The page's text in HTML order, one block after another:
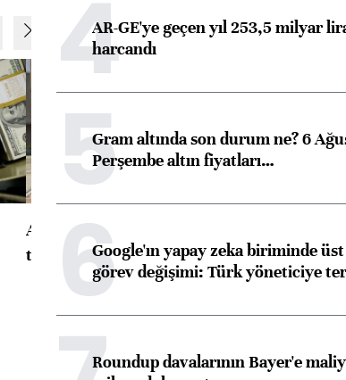
ABD'de konut başlangıçları
toparlandı
4AR-GE'ye geçen yıl 253,5 milyar
harcandı
5Gram altında son durum ne? 6
Perşembe altın fiyatları…
6Google'ın yapay zeka biriminde
görev değişimi: Türk yöneticiye
Roundup davalarının Bayer'e